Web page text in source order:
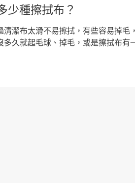
少種擦拭布？
清潔布太滑不易擦拭， 有些容易掉毛，
多久就起毛球、掉毛 ，或是擦拭布有